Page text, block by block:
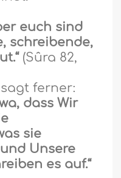
euch sind
schreibende,
(Sûra 82,
ferner:
dass Wir
sie
Unsere
es auf.“